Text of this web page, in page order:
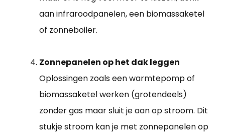
aan infraroodpanelen, een biomassaketel
of zonneboiler.
Zonnepanelen op het dak leggen
Oplossingen zoals een warmtepomp of
biomassaketel werken (grotendeels)
zonder gas maar sluit je aan op stroom. Dit
stukje stroom kan je met zonnepanelen op